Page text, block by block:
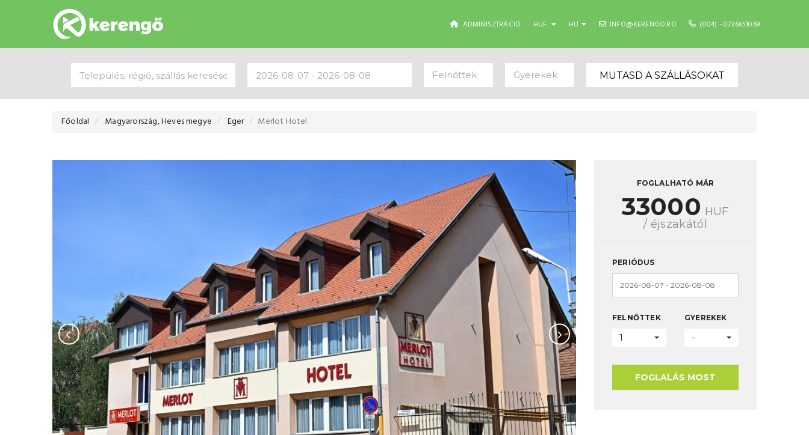
ADMINISZTRÁCIÓ HUF HU INFO@KERENGO.RO (004) - 0736651069
Felnőttek Gyerekek MUTASD A SZÁLLÁSOKAT
Főoldal Magyarország, Heves megye Eger Merlot Hotel
FOGLALHATÓ MÁR
33000 HUF
/ éjszakától
PERIÓDUS
FELNŐTTEK
1
GYEREKEK
-
FOGLALÁS MOST